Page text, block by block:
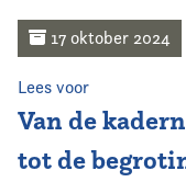
Opleiding
Kennis & Informatie
17 oktober 2024
Lees voor
Van de
tot de